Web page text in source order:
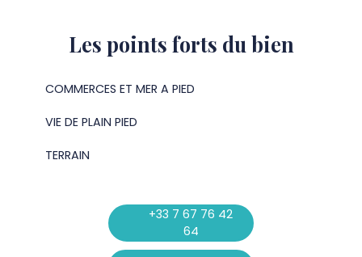
Les points forts du bien
COMMERCES ET MER A PIED
VIE DE PLAIN PIED
TERRAIN
+33 7 67 76 42
64